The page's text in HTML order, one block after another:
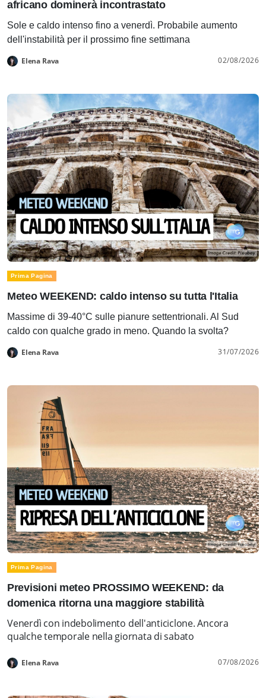
africano dominerà incontrastato
Sole e caldo intenso fino a venerdì. Probabile aumento
dell'instabilità per il prossimo fine settimana
Elena Rava 02/08/2026
Prima Pagina
Meteo WEEKEND: caldo intenso su tutta l'Italia
Massime di 39-40°C sulle pianure settentrionali. Al Sud
caldo con qualche grado in meno. Quando la svolta?
Elena Rava 31/07/2026
Prima Pagina
Previsioni meteo PROSSIMO WEEKEND: da
domenica ritorna una maggiore stabilità
Venerdì con indebolimento dell'anticiclone. Ancora
qualche temporale nella giornata di sabato
Elena Rava 07/08/2026